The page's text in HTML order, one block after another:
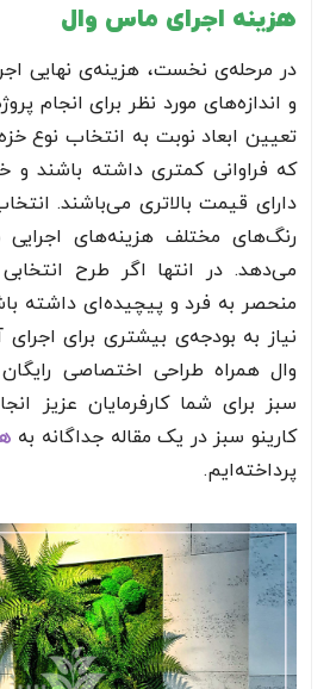
هزینه اجرای ماس وال
در مرحله‌ی نخست، هزینه‌ی نهایی
و اندازه‌های مورد نظر برای انجام
تعیین ابعاد نوبت به انتخاب نوع
که فراوانی کمتری داشته باشند
دارای قیمت بالاتری می‌باشند.
رنگ‌های مختلف هزینه‌های
می‌دهد. در انتها اگر طرح
منحصر به فرد و پیچیده‌ای داشته
نیاز به بودجه‌ی بیشتری برای
وال همراه طراحی اختصاصی
سبز برای شما کارفرمایان عزیز
کارینو سبز در یک مقاله جداگانه به
پرداخته‌ایم.